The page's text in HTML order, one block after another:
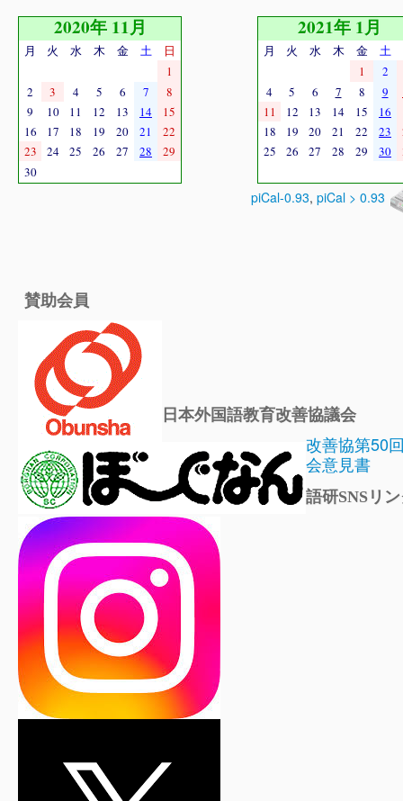
2020年 11月
月 火 水 木 金 土
日
1
2
3 4 5 6 7
8
9
10 11 12 13 14
15
16
17 18 19 20 21
22
23
24 25 26 27 28
29
30
2021年 1月
月 火 水 木 金 土
1
2
4
5 6 7 8 9
11
12 13 14 15 16
18
19 20 21 22 23
25
26 27 28 29 30
piCal-0.93, piCal > 0.93
賛助会員
日本外国語教育改善協議会
改善協第50
会意見書
語研SNSリ